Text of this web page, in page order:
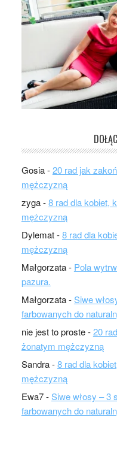
Gosia-20 rad jak
mężczyzną
zyga-8 rad dla kobiet,
mężczyzną
Dylemat-8 rad dla
mężczyzną
Małgorzata- Pola
pazura.
Małgorzata-Siwe
farbowanych do
nie jest to proste-20
żonatym mężczyzną
Sandra-8 rad dla
mężczyzną
Ewa7-Siwe włosy – 3
farbowanych do